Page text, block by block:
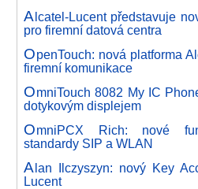
Alcatel-Lucent představuje
pro firemní datová centra
OpenTouch: nová platforma
firemní komunikace
OmniTouch 8082 My IC
dotykovým displejem
OmniPCX Rich: nové
standardy SIP a WLAN
Alan Ilczyszyn: nový Key
Lucent